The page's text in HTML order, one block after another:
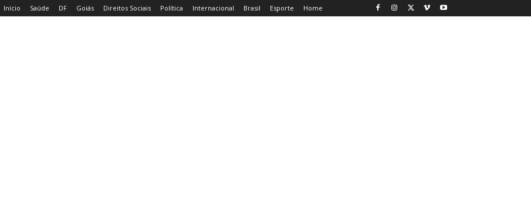
Início Saúde DF Goiás Direitos Sociais Política Internacional Brasil Esporte Home